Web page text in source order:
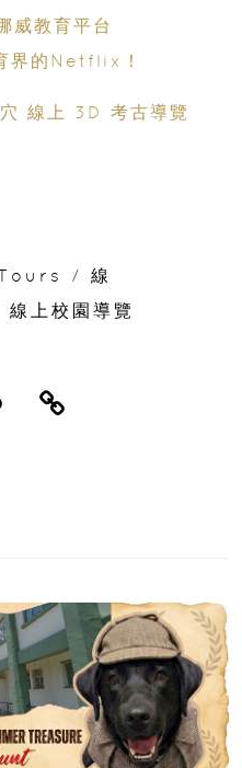
威教育平台
界的Netflix！
線上 3D 考古導覽
/
線
線上校園導覽